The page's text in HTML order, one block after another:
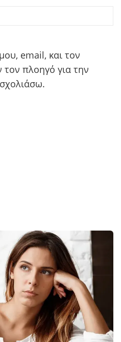
email, και τον
πλοηγό για την